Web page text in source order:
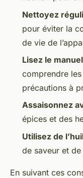
Nettoyez
pour éviter la
de vie de
Lisez le manuel
comprendre
précautions à
Assaisonnez
épices et des
Utilisez de
de saveur et
En suivant ces